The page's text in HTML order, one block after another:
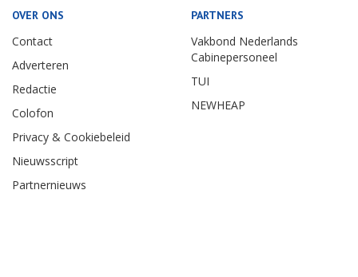
OVER ONS
Contact
Adverteren
Redactie
Colofon
Privacy & Cookiebeleid
Nieuwsscript
Partnernieuws
PARTNERS
Vakbond Nederlands
Cabinepersoneel
TUI
NEWHEAP